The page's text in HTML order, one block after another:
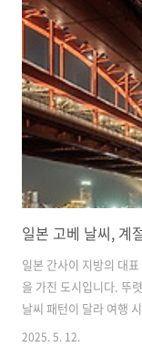
각 교통 수단의 장단점을
획 중이라면 도움이 되었
스트 6 홋카이도 삿포로
요리 징기스칸요리 천국
를 바..
일본 간사이 지방의 대
을 가진 도시입니다. 뚜
날씨 패턴이 달라 여행
고베의 봄, 여름, 가을,
2025. 5. 12.